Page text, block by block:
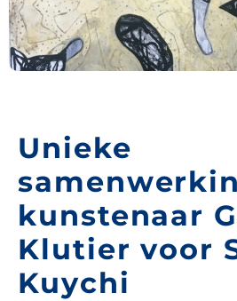
Unieke
kunstenaar
Klutier voor
Kuychi